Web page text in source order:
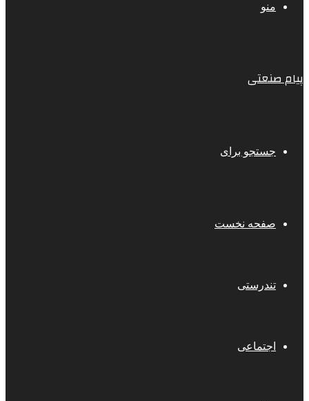
منو
پیام صنعتی
جستجو برای
صفحه نخست
تندرستی
اجتماعی